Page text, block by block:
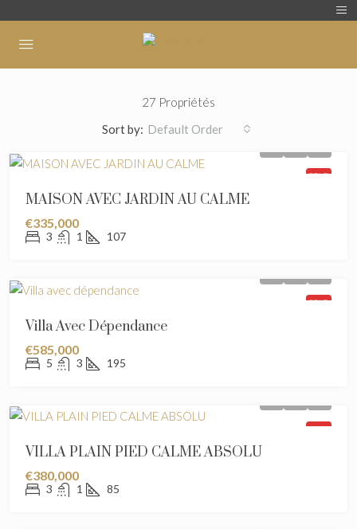
27 Propriétés
Sort by: Default Order
SOLD
MAISON AVEC JARDIN AU CALME
€335,000
3 1 107
SOLD
Villa Avec Dépendance
€585,000
5 3 195
SOLD
VILLA PLAIN PIED CALME ABSOLU
€380,000
3 1 85